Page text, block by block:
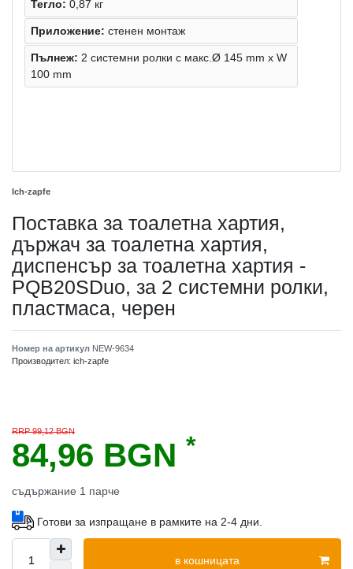
Тегло: 0,87 кг
Приложение: стенен монтаж
Пълнеж: 2 системни ролки с макс.Ø 145 mm x W
100 mm
Ich-zapfe
Поставка за тоалетна хартия,
държач за тоалетна хартия,
диспенсър за тоалетна хартия -
PQB20SDuo, за 2 системни ролки,
пластмаса, черен
Номер на артикул NEW-9634
Производител: ich-zapfe
RRP 99,12 BGN
84,96 BGN *
съдържание 1 парче
Готови за изпращане в рамките на 2-4 дни.
в кошницата